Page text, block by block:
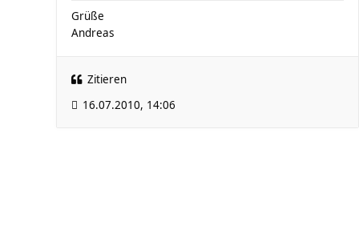
Grüße
Andreas
Zitieren
16.07.2010, 14:06